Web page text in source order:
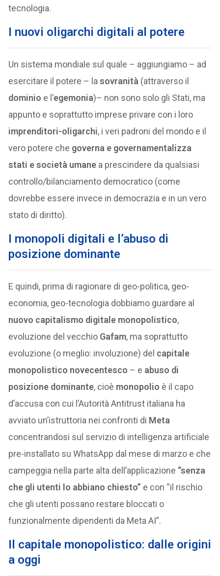
tecnologia.
I nuovi oligarchi digitali al potere
Un sistema mondiale sul quale – aggiungiamo – ad
esercitare il potere – lasovranità (attraverso il
dominio e l’egemonia)– non sono solo gli Stati, ma
appunto e soprattutto imprese privare con i loro
imprenditori-oligarchi, i veri padroni del mondo e il
vero potere che governa e governamentalizza
stati e società umane a prescindere da qualsiasi
controllo/bilanciamento democratico (come
dovrebbe essere invece in democrazia e in un vero
stato di diritto).
I monopoli digitali e l’abuso di
posizione dominante
E quindi, prima di ragionare di geo-politica, geo-
economia, geo-tecnologia dobbiamo guardare al
nuovo capitalismo digitale monopolistico,
evoluzione del vecchio Gafam, ma soprattutto
evoluzione (o meglio: involuzione) del capitale
monopolistico novecentesco – e abuso di
posizione dominante, cioè monopolio è il capo
d’accusa con cui l’Autorità Antitrust italiana ha
avviato un’istruttoria nei confronti di Meta
concentrandosi sul servizio di intelligenza artificiale
pre-installato su WhatsApp dal mese di marzo e che
campeggia nella parte alta dell’applicazione “senza
che gli utenti lo abbiano chiesto” e con “il rischio
che gli utenti possano restare bloccati o
funzionalmente dipendenti da Meta AI”.
Il capitale monopolistico: dalle origini
a oggi